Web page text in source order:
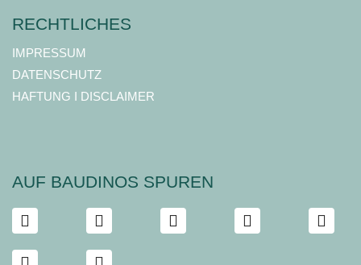
RECHTLICHES
IMPRESSUM
DATENSCHUTZ
HAFTUNG I DISCLAIMER
AUF BAUDINOS SPUREN